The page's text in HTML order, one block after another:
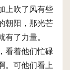
上吹了风有些
朝阳，那光芒
了力量。
看着他们忙碌
。可他们看上